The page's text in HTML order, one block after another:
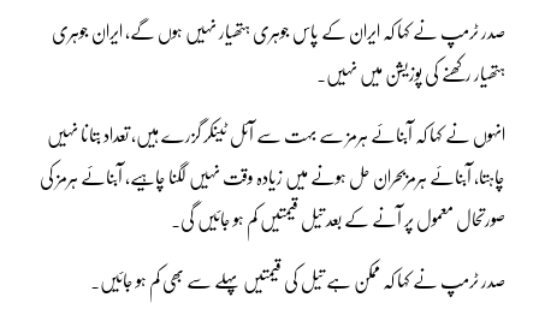
صدر ٹرمپ نے کہا کہ ایران کے پاس جوہری ہتھیار نہیں ہوں گے، ایران جوہری
ہتھیار رکھنے کی پوزیشن میں نہیں۔
انہوں نے کہا کہ آبنائے ہرمز سے بہت سے آئل ٹینکر گزرے ہیں، تعداد بتانا نہیں
چاہتا، آبنائے ہرمزبحران حل ہونے میں زیادہ وقت نہیں لگنا چاہیے، آبنائے ہرمز کی
صورتحال معمول پر آنے کے بعد تیل قیمتیں کم ہو جائیں گی۔
صدر ٹرمپ نے کہا کہ ممکن ہے تیل کی قیمتیں پہلے سے بھی کم ہو جائیں۔